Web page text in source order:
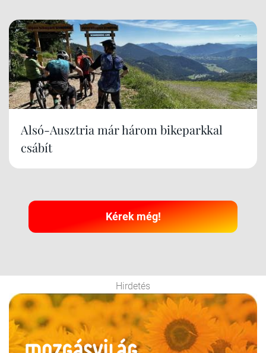
Alsó-Ausztria már három bikeparkkal
csábít
Kérek még!
Hirdetés